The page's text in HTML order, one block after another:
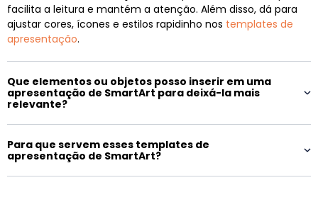
facilita a leitura e mantém a atenção. Além disso, dá para
ajustar cores, ícones e estilos rapidinho nos templates de
apresentação.
Que elementos ou objetos posso inserir em uma
apresentação de SmartArt para deixá-la mais
relevante?
Para que servem esses templates de
apresentação de SmartArt?